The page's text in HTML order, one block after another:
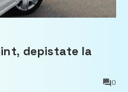
depistate la
0